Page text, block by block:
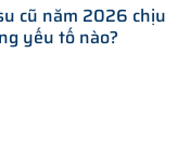
cũ năm 2026 chịu
yếu tố nào?